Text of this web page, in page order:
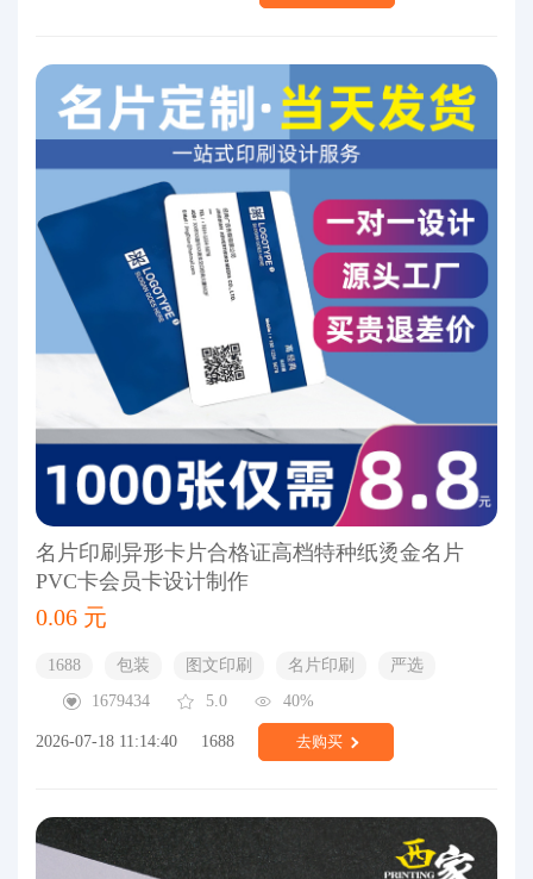
名片印刷异形卡片合格证高档特种纸烫金名片
PVC卡会员卡设计制作
0.06 元
1688 包装 图文印刷 名片印刷
严选
1679434
5.0 40%
2026-07-18 11:14:40 1688 去购买